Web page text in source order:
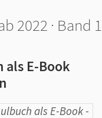
2022 · Band 1
als E-Book